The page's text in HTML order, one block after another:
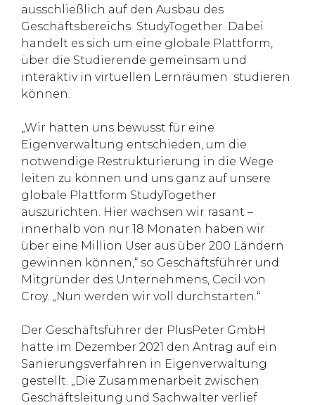
ausschließlich auf den Ausbau des
Geschäftsbereichs StudyTogether. Dabei
handelt es sich um eine globale Plattform,
über die Studierende gemeinsam und
interaktiv in virtuellen Lernräumen studieren
können.
„Wir hatten uns bewusst für eine
Eigenverwaltung entschieden, um die
notwendige Restrukturierung in die Wege
leiten zu können und uns ganz auf unsere
globale Plattform StudyTogether
auszurichten. Hier wachsen wir rasant –
innerhalb von nur 18 Monaten haben wir
über eine Million User aus über 200 Ländern
gewinnen können,“ so Geschäftsführer und
Mitgründer des Unternehmens, Cecil von
Croy. „Nun werden wir voll durchstarten.“
Der Geschäftsführer der PlusPeter GmbH
hatte im Dezember 2021 den Antrag auf ein
Sanierungsverfahren in Eigenverwaltung
gestellt. „Die Zusammenarbeit zwischen
Geschäftsleitung und Sachwalter verlief